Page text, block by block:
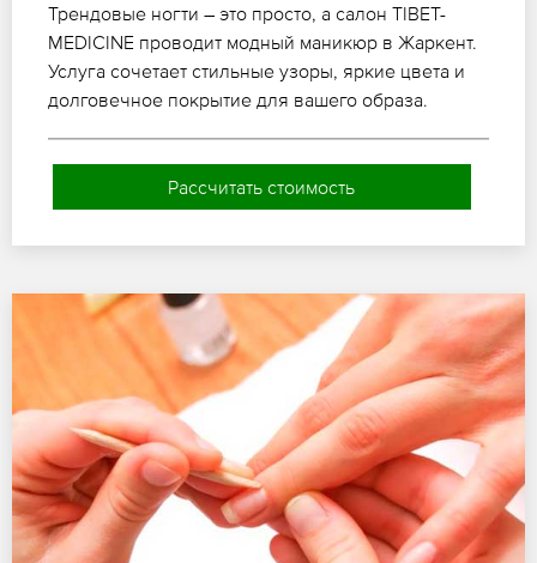
Трендовые ногти – это просто, а салон TIBET-
MEDICINE проводит модный маникюр в Жаркент.
Услуга сочетает стильные узоры, яркие цвета и
долговечное покрытие для вашего образа.
Рассчитать стоимость